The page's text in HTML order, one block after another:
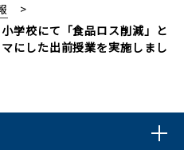
学校にて「食品ロス削減」と
にした出前授業を実施しまし